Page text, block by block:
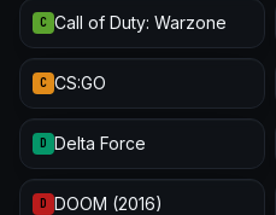
C Call of Duty: Warzone
C CS:GO
D Delta Force
D DOOM (2016)